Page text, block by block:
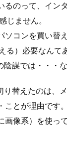
るのって、イン
じません。
ソコンを買い替
）必要なんて
謀では・・・な
替えたのは、
とが理由です。
画像系）を使っ